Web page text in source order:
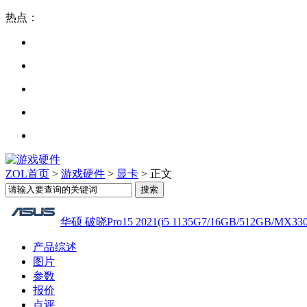
热点：
ZOL首页 > 游戏硬件 > 显卡 > 正文
华硕 破晓Pro15 2021(i5 1135G7/16GB/512GB/
产品综述
图片
参数
报价
点评